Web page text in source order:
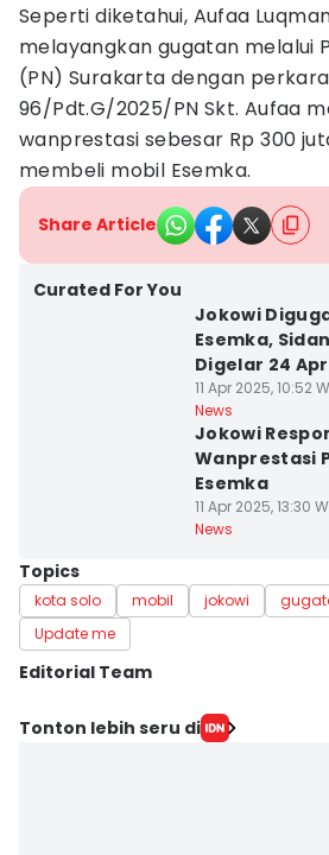
Seperti diketahui, Aufaa
melayangkan gugatan melalui
(PN) Surakarta dengan
96/Pdt.G/2025/PN Skt. Aufaa
wanprestasi sebesar Rp 300
membeli mobil Esemka.
Share Article
Curated For You
Jokowi
Esemka,
Digelar 24
11 Apr 2025, 10:52
News
Jokowi
Wanprestasi
Esemka
11 Apr 2025, 13:30
News
Topics
kota solo mobil jokowi
Update me
Editorial Team
Editor
Tonton lebih seru di